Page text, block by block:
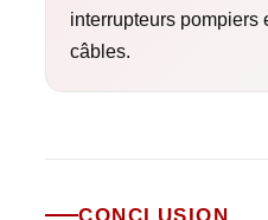
interrupteurs pompiers
câbles.
CONCLUSION